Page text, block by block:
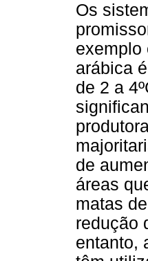
Os
exemplo
arábica
de 2 a
de
áreas
matas
redução
entanto,